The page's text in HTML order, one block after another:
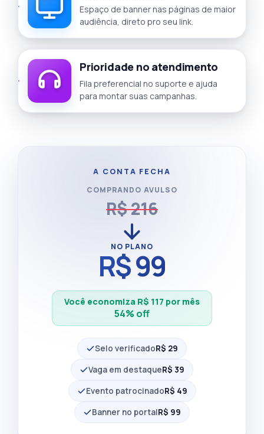
Espaço de banner nas páginas de maior
audiência, direto pro seu link.
Prioridade no atendimento
Fila preferencial no suporte e ajuda
para montar suas campanhas.
A CONTA FECHA
COMPRANDO AVULSO
R$ 216
NO PLANO
R$ 99
Você economiza R$ 117 por mês
54% off
Selo verificadoR$ 29
Vaga em destaqueR$ 39
Evento patrocinadoR$ 49
Banner no portalR$ 99